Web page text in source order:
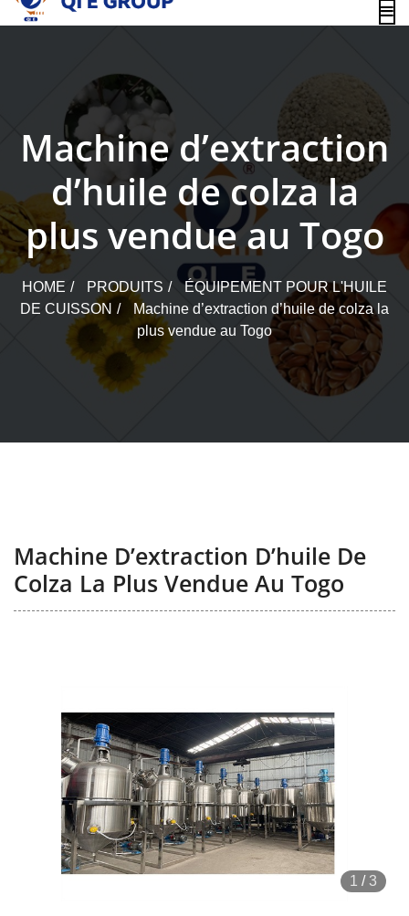
content
Machine d’extraction
d’huile de colza la
plus vendue au Togo
HOME PRODUITS
ÉQUIPEMENT POUR L'HUILE
DE CUISSON
Machine d’extraction d’huile de colza la
plus vendue au Togo
Machine D’extraction D’huile De
Colza La Plus Vendue Au Togo
1 /3